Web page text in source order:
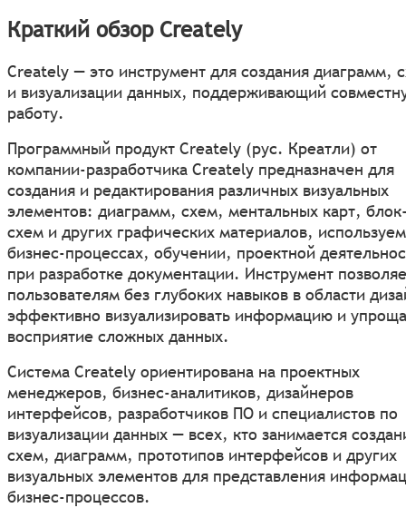
Краткий обзор Creately
Creately — это инструмент для создания диаграмм,
и визуализации данных, поддерживающий
работу.
Программный продукт Creately (рус. Креатли) от
компании-разработчика Creately предназначен для
создания и редактирования различных визуальных
элементов: диаграмм, схем, ментальных карт,
схем и других графических материалов,
бизнес-процессах, обучении, проектной
при разработке документации. Инструмент
пользователям без глубоких навыков в области
эффективно визуализировать информацию и
восприятие сложных данных.
Система Creately ориентирована на проектных
менеджеров, бизнес-аналитиков, дизайнеров
интерфейсов, разработчиков ПО и специалистов по
визуализации данных — всех, кто занимается
схем, диаграмм, прототипов интерфейсов и других
визуальных элементов для представления
бизнес-процессов.